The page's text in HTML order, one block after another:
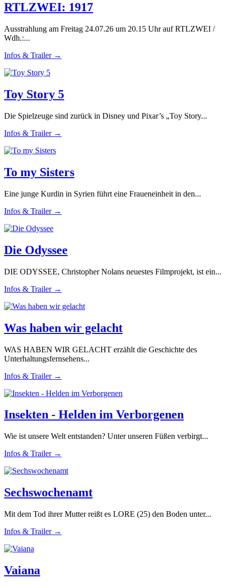
RTLZWEI: 1917
Ausstrahlung am Freitag 24.07.26 um 20.15 Uhr auf RTLZWEI /
Wdh.:...
Infos & Trailer →
Toy Story 5
Die Spielzeuge sind zurück in Disney und Pixar’s „Toy Story...
Infos & Trailer →
To my Sisters
Eine junge Kurdin in Syrien führt eine Fraueneinheit in den...
Infos & Trailer →
Die Odyssee
DIE ODYSSEE, Christopher Nolans neuestes Filmprojekt, ist ein...
Infos & Trailer →
Was haben wir gelacht
WAS HABEN WIR GELACHT erzählt die Geschichte des
Unterhaltungsfernsehens...
Infos & Trailer →
Insekten - Helden im Verborgenen
Wie ist unsere Welt entstanden? Unter unseren Füßen verbirgt...
Infos & Trailer →
Sechswochenamt
Mit dem Tod ihrer Mutter reißt es LORE (25) den Boden unter...
Infos & Trailer →
Vaiana